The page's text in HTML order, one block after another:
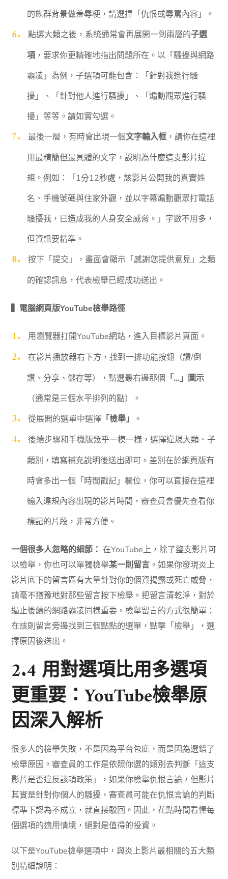
的族群背景做羞辱梗，請選擇「仇恨或辱罵內容」。
點選大類之後，系統通常會再展開一到兩層的子選
項，要求你更精確地指出問題所在。以「騷擾與網路
霸凌」為例，子選項可能包含：「針對我進行騷
擾」、「針對他人進行騷擾」、「煽動觀眾進行騷
擾」等等。請如實勾選。
最後一層，有時會出現一個文字輸入框，請你在這裡
用最精簡但最具體的文字，說明為什麼這支影片違
規。例如：「1分12秒處，該影片公開我的真實姓
名、手機號碼與住家外觀，並以字幕煽動觀眾打電話
騷擾我，已造成我的人身安全威脅。」字數不用多，
但資訊要精準。
按下「提交」，畫面會顯示「感謝您提供意見」之類
的確認訊息，代表檢舉已經成功送出。
▍電腦網頁版YouTube檢舉路徑
用瀏覽器打開YouTube網站，進入目標影片頁面。
在影片播放器右下方，找到一排功能按鈕（讚/倒
讚、分享、儲存等），點選最右邊那個 「…」圖示
（通常是三個水平排列的點）。
從展開的選單中選擇「檢舉」
。
後續步驟和手機版幾乎一模一樣，選擇違規大類、子
類別，填寫補充說明後送出即可。差別在於網頁版有
時會多出一個「時間戳記」欄位，你可以直接在這裡
輸入違規內容出現的影片時間，審查員會優先查看你
標記的片段，非常方便。
一個很多人忽略的細節： 在YouTube上，除了整支影片可
以檢舉，你也可以單獨檢舉某一則留言 。如果你發現炎上
影片底下的留言區有大量針對你的個資揭露或死亡威脅，
請毫不猶豫地對那些留言按下檢舉。把留言清乾淨，對於
遏止後續的網路霸凌同樣重要。檢舉留言的方式很簡單：
在該則留言旁邊找到三個點點的選單，點擊「檢舉」，選
擇原因後送出。
2.4 用對選項比用多選項
更重要：YouTube檢舉原
因深入解析
很多人的檢舉失敗，不是因為平台包庇，而是因為選錯了
檢舉原因。審查員的工作是依照你選的類別去判斷「這支
影片是否違反該項政策」，如果你檢舉仇恨言論，但影片
其實是針對你個人的騷擾，審查員可能在仇恨言論的判斷
標準下認為不成立，就直接駁回。因此，花點時間看懂每
個選項的適用情境，絕對是值得的投資。
以下是YouTube檢舉選項中，與炎上影片最相關的五大類
別精細說明：